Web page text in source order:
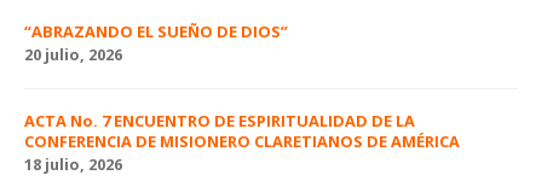
“ABRAZANDO EL SUEÑO DE DIOS”
20 julio, 2026
ACTA No. 7 ENCUENTRO DE ESPIRITUALIDAD DE LA
CONFERENCIA DE MISIONERO CLARETIANOS DE AMÉRICA
18 julio, 2026